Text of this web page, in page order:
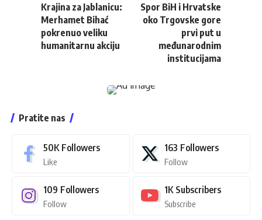
Krajina za Jablanicu:
Merhamet Bihać
pokrenuo veliku
humanitarnu akciju
Spor BiH i Hrvatske
oko Trgovske gore
prvi put u
međunarodnim
institucijama
Pratite nas
50K Followers
Like
163 Followers
Follow
109 Followers
Follow
1K Subscribers
Subscribe